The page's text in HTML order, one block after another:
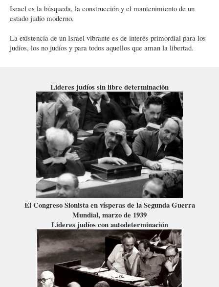
Israel es la búsqueda, la construcción y el mantenimiento de un
estado judío moderno.
La existencia de un Israel vibrante es de interés primordial para los
judíos, los no judíos y para todos aquellos que aman la libertad.
Lideres judíos sin libre determinación
El Congreso Sionista en vísperas de la Segunda Guerra
Mundial, marzo de 1939
Lideres judíos con autodeterminación